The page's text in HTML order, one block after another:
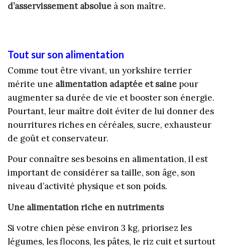
d’asservissement absolue à son maître.
Tout sur son alimentation
Comme tout être vivant, un yorkshire terrier
mérite une alimentation adaptée et saine pour
augmenter sa durée de vie et booster son énergie.
Pourtant, leur maître doit éviter de lui donner des
nourritures riches en céréales, sucre, exhausteur
de goût et conservateur.
Pour connaître ses besoins en alimentation, il est
important de considérer sa taille, son âge, son
niveau d’activité physique et son poids.
Une alimentation riche en nutriments
Si votre chien pèse environ 3 kg, priorisez les
légumes, les flocons, les pâtes, le riz cuit et surtout